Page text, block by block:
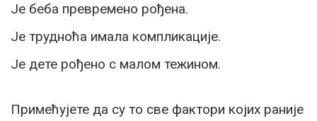
Је беба превремено рођена.
Је трудноћа имала компликације.
Је дете рођено с малом тежином.
Примећујете да су то све фактори којих раније